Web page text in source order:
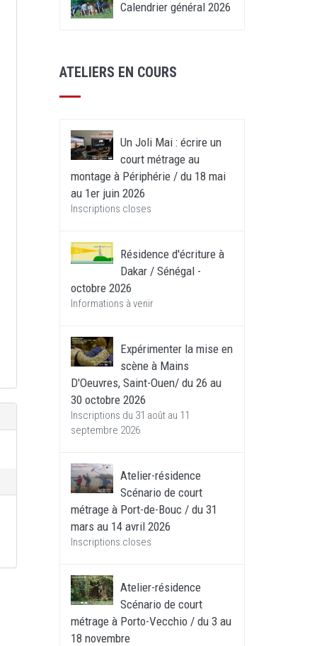
Calendrier général 2026
ATELIERS EN COURS
Un Joli Mai : écrire un
court métrage au
montage à Périphérie / du 18 mai
au 1er juin 2026
Inscriptions closes
Résidence d'écriture à
Dakar / Sénégal -
octobre 2026
Informations à venir
Expérimenter la mise en
scène à Mains
D'Oeuvres, Saint-Ouen/ du 26 au
30 octobre 2026
Inscriptions du 31 août au 11
septembre 2026
Atelier-résidence
Scénario de court
métrage à Port-de-Bouc / du 31
mars au 14 avril 2026
Inscriptions closes
Atelier-résidence
Scénario de court
métrage à Porto-Vecchio / du 3 au
18 novembre